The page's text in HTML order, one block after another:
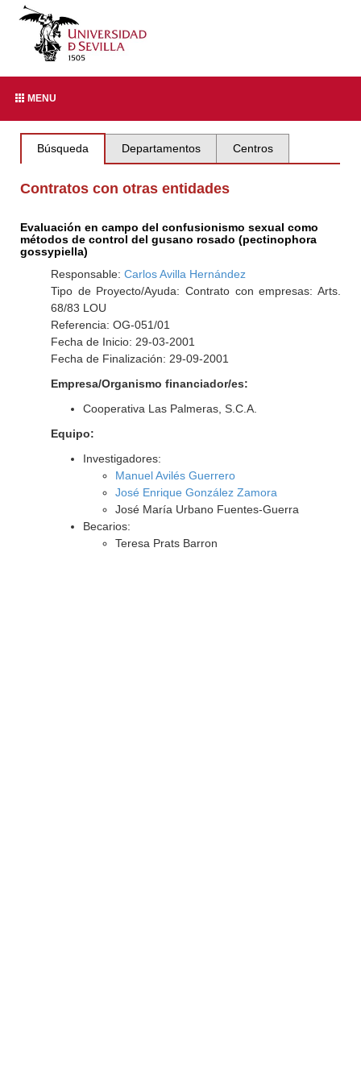
MENU
Búsqueda Departamentos Centros
Contratos con otras entidades
Evaluación en campo del confusionismo sexual como
métodos de control del gusano rosado (pectinophora
gossypiella)
Responsable: Carlos Avilla Hernández
Tipo de Proyecto/Ayuda: Contrato con empresas: Arts.
68/83 LOU
Referencia: OG-051/01
Fecha de Inicio: 29-03-2001
Fecha de Finalización: 29-09-2001
Empresa/Organismo financiador/es:
Cooperativa Las Palmeras, S.C.A.
Equipo:
Investigadores:
Manuel Avilés Guerrero
José Enrique González Zamora
José María Urbano Fuentes-Guerra
Becarios:
Teresa Prats Barron